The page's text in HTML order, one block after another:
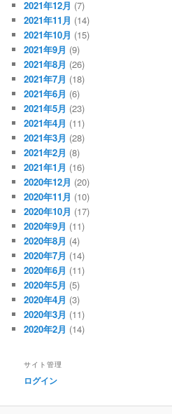
2021年12月 (7)
2021年11月 (14)
2021年10月 (15)
2021年9月 (9)
2021年8月 (26)
2021年7月 (18)
2021年6月 (6)
2021年5月 (23)
2021年4月 (11)
2021年3月 (28)
2021年2月 (8)
2021年1月 (16)
2020年12月 (20)
2020年11月 (10)
2020年10月 (17)
2020年9月 (11)
2020年8月 (4)
2020年7月 (14)
2020年6月 (11)
2020年5月 (5)
2020年4月 (3)
2020年3月 (11)
2020年2月 (14)
サイト管理
ログイン